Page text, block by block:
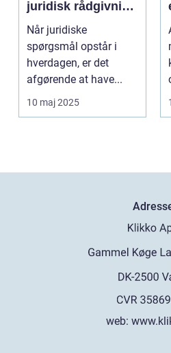
juridisk rådgivning
tæt på dig
Når juridiske
spørgsmål opstår i
hverdagen, er det
afgørende at have...
10 maj 2025
web: